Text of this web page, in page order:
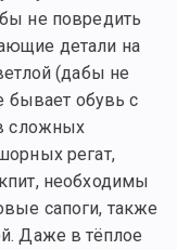
не повредить
детали на
(дабы не
бывает обувь с
сложных
регат,
необходимы
сапоги, также
Даже в тёплое